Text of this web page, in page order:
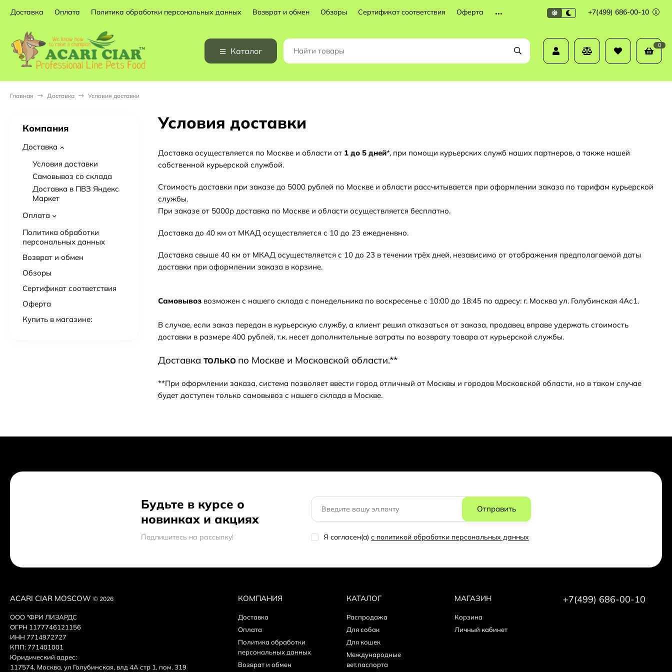
Доставка Оплата Политика обработки персональных данных Возврат и обмен Обзоры Сертификат соответствия Оферта +7(499) 686-00-10
Каталог
0
Главная Доставка Условия доставки
Условия доставки
Доставка осуществляется по Москве и области от 1 до 5 дней*, при помощи курьерских служб наших партнеров, а также нашей
собственной курьерской службой.
Стоимость доставки при заказе до 5000 рублей по Москве и области рассчитывается при оформлении заказа по тарифам курьерской
службы.
При заказе от 5000р доставка по Москве и области осуществляется бесплатно.
Доставка до 40 км от МКАД осуществляется с 10 до 23 ежедненвно.
Доставка свыше 40 км от МКАД осуществляется с 10 до 23 в течении трёх дней, независимо от отображения предполагаемой даты
доставки при оформлении заказа в корзине.
Самовывоз возможен с нашего склада с понедельника по воскресенье с 10:00 до 18:45 по адресу: г. Москва ул. Голубинская 4Ас1.
В случае, если заказ передан в курьерскую службу, а клиент решил отказаться от заказа, продавец вправе удержать стоимость
доставки в размере 400 рублей, т.к. несет дополнительные затраты по возврату товара от курьерской службы.
Доставка ТОЛЬКО по Москве и Московской области.**
**При оформлении заказа, система позволяет ввести город отличный от Москвы и городов Московской области, но в таком случае
будет доступен только самовывоз с нашего склада в Москве.
Компания
Доставка
Условия доставки
Самовывоз со склада
Доставка в ПВЗ Яндекс
Маркет
Оплата
Политика обработки
персональных данных
Возврат и обмен
Обзоры
Сертификат соответствия
Оферта
Купить в магазине:
Будьте в курсе о
новинках и акциях
Подпишитесь на рассылкy!
Отправить
Я согласен(a) с политикой обработки персональных данных
ACARI CIAR MOSCOW © 2026
ООО "ФРИ ЛИЗАРДС
ОГРН 1177746121156
ИНН 7714972727
КПП: 771401001
Юридический адрес:
117574, Москва, ул Голубинская, влд 4А стр 1, пом. 319
КОМПАНИЯ
Доставка
Оплата
Политика обработки
персональных данных
Возврат и обмен
КАТАЛОГ
Распродажа
Для собак
Для кошек
Международные
вет.паспорта
МАГАЗИН
Корзина
Личный кабинет
+7(499) 686-00-10